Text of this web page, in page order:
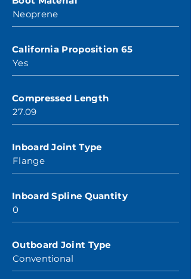
Neoprene
California Proposition 65
Yes
Compressed Length
27.09
Inboard Joint Type
Flange
Inboard Spline Quantity
0
Outboard Joint Type
Conventional